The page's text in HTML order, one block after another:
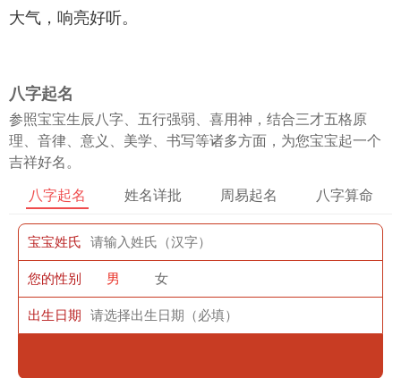
大气，响亮好听。
八字起名
参照宝宝生辰八字、五行强弱、喜用神，结合三才五格原
理、音律、意义、美学、书写等诸多方面，为您宝宝起一个
吉祥好名。
八字起名 姓名详批 周易起名 八字算命
宝宝姓氏
您的性别 男 女
出生日期